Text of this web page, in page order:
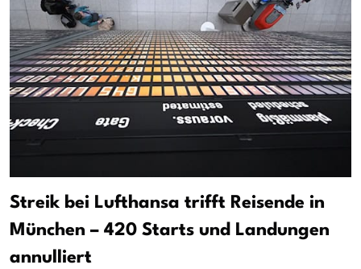
Streik bei Lufthansa trifft Reisende in
München – 420 Starts und Landungen
annulliert